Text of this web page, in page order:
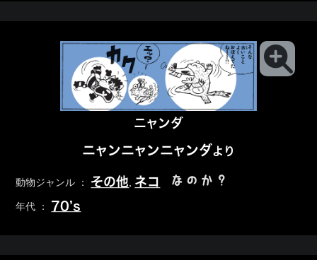
ニャンダ
ニャンニャンニャンダより
動物ジャンル ： その他 ネコ なのか？
年代 ： 70’s